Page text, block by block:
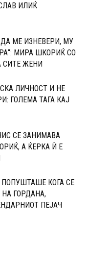
ИЛИЌ
МЕ ИЗНЕВЕРИ, МУ
МИРА ШКОРИЌ СО
СИТЕ ЖЕНИ
ЛИЧНОСТ И НЕ
ГОЛЕМА ТАГА КАЈ
СЕ ЗАНИМАВА
А ЌЕРКА Ѝ Е
КОГА СЕ
ГОРДАНА,
ПЕЈАЧ